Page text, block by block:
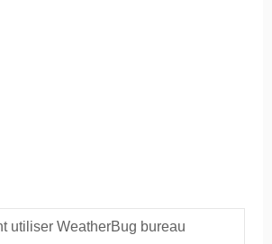
utiliser WeatherBug bureau